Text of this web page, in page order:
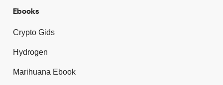
Ebooks
Crypto Gids
Hydrogen
Marihuana Ebook